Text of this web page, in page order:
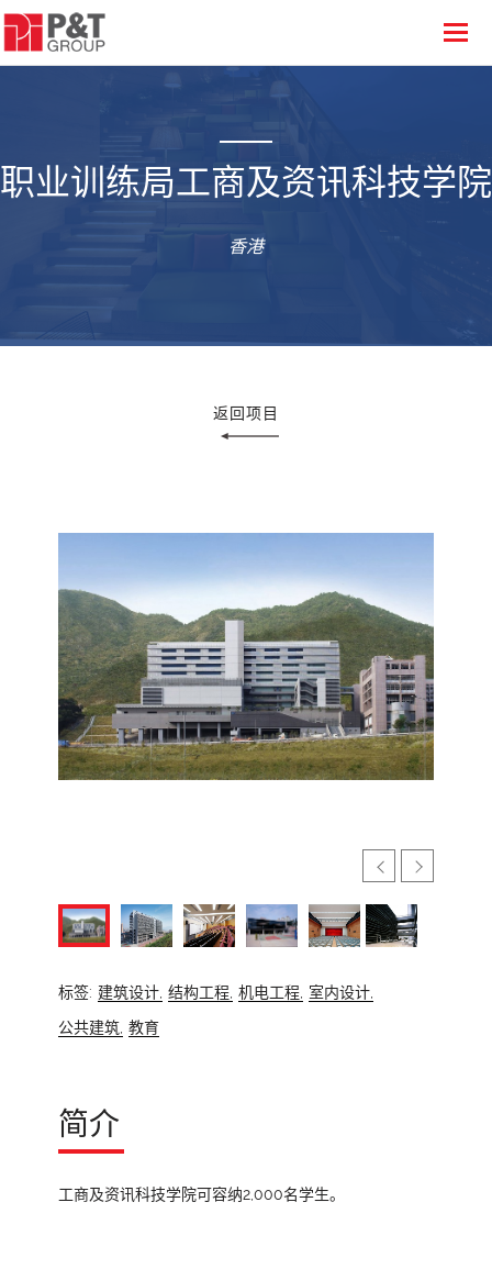
职业训练局工商及资讯科技学院
香港
返回项目
标签: 建筑设计, 结构工程, 机电工程, 室内设计,
公共建筑, 教育
简介
工商及资讯科技学院可容纳2,000名学生。